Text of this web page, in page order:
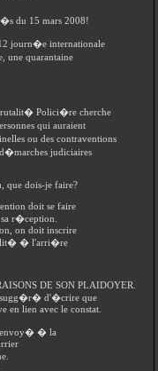
du 15 mars 2008!
journ�e internationale
quarantaine
Polici�re cherche
qui auraient
ou des contraventions
judiciaires
que dois-je faire?
doit se faire
r�ception.
on doit inscrire
� l'arri�re
DE SON PLAIDOYER.
sugg�r� d'�crire que
en lien avec le constat.
envoy� � la